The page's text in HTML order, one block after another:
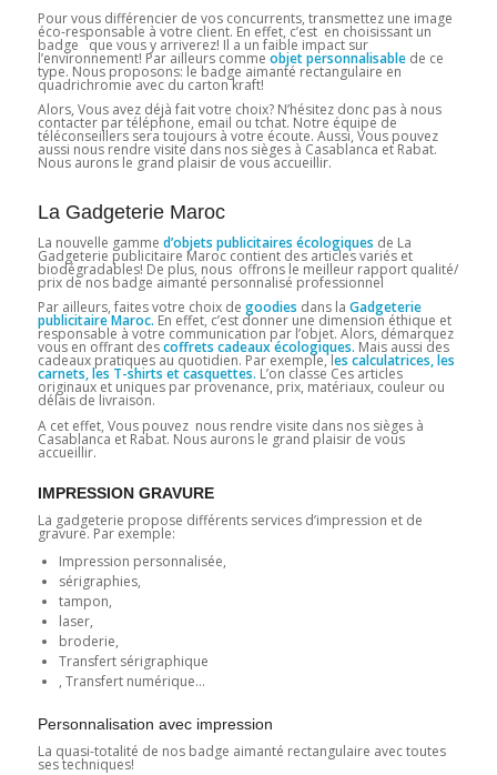
Pour vous différencier de vos concurrents, transmettez une image
éco-responsable à votre client. En effet, c’est en choisissant un
badge que vous y arriverez! Il a un faible impact sur
l’environnement! Par ailleurs comme objet personnalisablede ce
type. Nous proposons: le badge aimanté rectangulaire en
quadrichromie avec du carton kraft!
Alors, Vous avez déjà fait votre choix? N’hésitez donc pas à nous
contacter par téléphone, email ou tchat. Notre équipe de
téléconseillers sera toujours à votre écoute. Aussi, Vous pouvez
aussi nous rendre visite dans nos sièges à Casablanca et Rabat.
Nous aurons le grand plaisir de vous accueillir.
La Gadgeterie Maroc
La nouvelle gamme d’objets publicitaires écologiques de La
Gadgeterie publicitaire Maroc contient des articles variés et
biodégradables! De plus, nous offrons le meilleur rapport qualité/
prix de nos badge aimanté personnalisé professionnel
Par ailleurs, faites votre choix de goodies dans la Gadgeterie
publicitaire Maroc. En effet, c’est donner une dimension éthique et
responsable à votre communication par l’objet. Alors, démarquez
vous en offrant descoffrets cadeaux écologiques. Mais aussi des
cadeaux pratiques au quotidien. Par exemple, les calculatrices, les
carnets, les T-shirts et casquettes. L’on classe Ces articles
originaux et uniques par provenance, prix, matériaux, couleur ou
délais de livraison.
A cet effet, Vous pouvez nous rendre visite dans nos sièges à
Casablanca et Rabat. Nous aurons le grand plaisir de vous
accueillir.
IMPRESSION GRAVURE
La gadgeterie propose différents services d’impression et de
gravure. Par exemple:
Impression personnalisée,
sérigraphies,
tampon,
laser,
broderie,
Transfert sérigraphique
, Transfert numérique…
Personnalisation avec impression
La quasi-totalité de nos badge aimanté rectangulaire avec toutes
ses techniques!